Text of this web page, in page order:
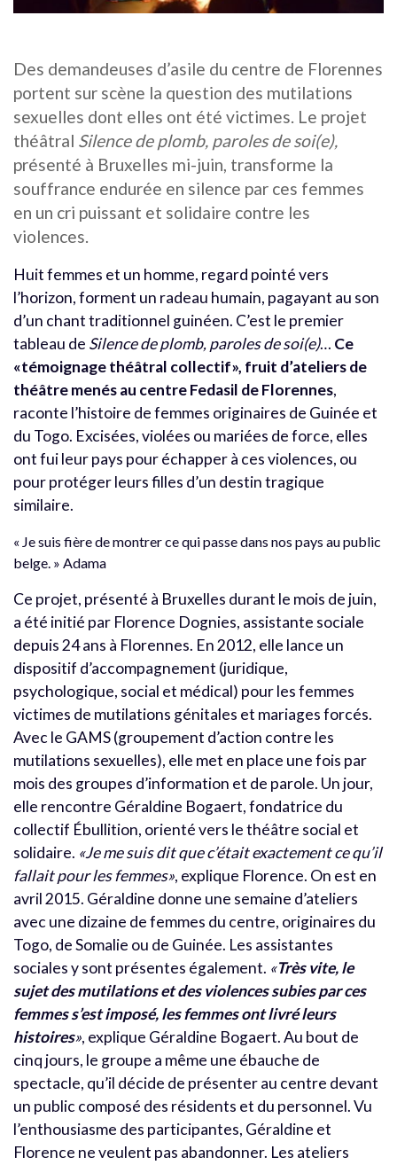
Des demandeuses d’asile du centre de Florennes
portent sur scène la question des mutilations
sexuelles dont elles ont été victimes. Le projet
théâtral Silence de plomb, paroles de soi(e),
présenté à Bruxelles mi-juin, transforme la
souffrance endurée en silence par ces femmes
en un cri puissant et solidaire contre les
violences.
Huit femmes et un homme, regard pointé vers
l’horizon, forment un radeau humain, pagayant au son
d’un chant traditionnel guinéen. C’est le premier
tableau de Silence de plomb, paroles de soi(e)… Ce
«témoignage théâtral collectif», fruit d’ateliers de
théâtre menés au centre Fedasil de Florennes,
raconte l’histoire de femmes originaires de Guinée et
du Togo. Excisées, violées ou mariées de force, elles
ont fui leur pays pour échapper à ces violences, ou
pour protéger leurs filles d’un destin tragique
similaire.
« Je suis fière de montrer ce qui passe dans nos pays au public
belge. » Adama
Ce projet, présenté à Bruxelles durant le mois de juin,
a été initié par Florence Dognies, assistante sociale
depuis 24 ans à Florennes. En 2012, elle lance un
dispositif d’accompagnement (juridique,
psychologique, social et médical) pour les femmes
victimes de mutilations génitales et mariages forcés.
Avec le GAMS (groupement d’action contre les
mutilations sexuelles), elle met en place une fois par
mois des groupes d’information et de parole. Un jour,
elle rencontre Géraldine Bogaert, fondatrice du
collectif Ébullition, orienté vers le théâtre social et
solidaire. «Je me suis dit que c’était exactement ce qu’il
fallait pour les femmes», explique Florence. On est en
avril 2015. Géraldine donne une semaine d’ateliers
avec une dizaine de femmes du centre, originaires du
Togo, de Somalie ou de Guinée. Les assistantes
sociales y sont présentes également. «Très vite, le
sujet des mutilations et des violences subies par ces
femmes s’est imposé, les femmes ont livré leurs
histoires», explique Géraldine Bogaert. Au bout de
cinq jours, le groupe a même une ébauche de
spectacle, qu’il décide de présenter au centre devant
un public composé des résidents et du personnel. Vu
l’enthousiasme des participantes, Géraldine et
Florence ne veulent pas abandonner. Les ateliers